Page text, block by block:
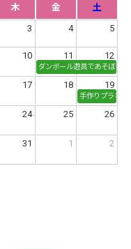
木 金
土
3 4 5
10 11 12
ダンボール遊具であそぼう！
17 18 19
手作りプラネタ
24 25 26
31 1 2